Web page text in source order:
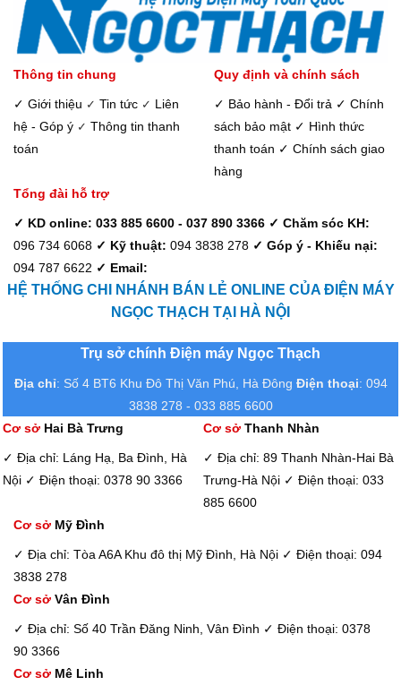
Thông tin chung
✓ Giới thiệu ✓ Tin tức ✓ Liên
hệ - Góp ý ✓ Thông tin thanh
toán
Quy định và chính sách
✓ Bảo hành - Đổi trả ✓ Chính
sách bảo mật ✓ Hình thức
thanh toán ✓ Chính sách giao
hàng
Tổng đài hỗ trợ
✓ KD online: 033 885 6600 - 037 890 3366 ✓ Chăm sóc KH:
096 734 6068 ✓ Kỹ thuật: 094 3838 278 ✓ Góp ý - Khiếu nại:
094 787 6622 ✓ Email:
HỆ THỐNG CHI NHÁNH BÁN LẺ ONLINE CỦA ĐIỆN MÁY
NGỌC THẠCH TẠI HÀ NỘI
Trụ sở chính Điện máy Ngọc Thạch
Địa chỉ: Số 4 BT6 Khu Đô Thị Văn Phú, Hà Đông Điện thoại: 094
3838 278 - 033 885 6600
Cơ sởHai Bà Trưng
✓ Địa chỉ: Láng Hạ, Ba Đình, Hà
Nội ✓ Điện thoại: 0378 90 3366
Cơ sởThanh Nhàn
✓ Địa chỉ: 89 Thanh Nhàn-Hai Bà
Trưng-Hà Nội ✓ Điện thoại: 033
885 6600
Cơ sở Mỹ Đình
✓ Địa chỉ: Tòa A6A Khu đô thị Mỹ Đình, Hà Nội ✓ Điện thoại: 094
3838 278
Cơ sở Vân Đình
✓ Địa chỉ: Số 40 Trần Đăng Ninh, Vân Đình ✓ Điện thoại: 0378
90 3366
Cơ sở Mê Linh